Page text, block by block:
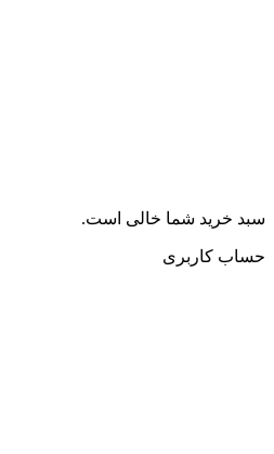
سبد خرید شما خالی است.
حساب کاربری